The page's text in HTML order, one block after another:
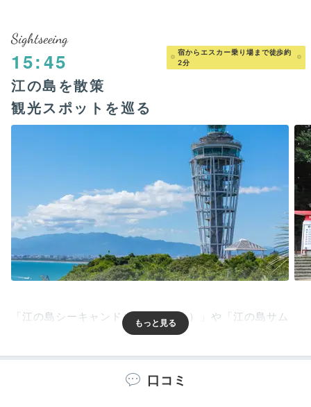
Sightseeing
15:45
宿からエスカー乗り場まで徒歩約
2分
江の島を散策
観光スポットを巡る
「江の島シーキャンドル（展望灯台）」や「江の島サム
エル・コッキング苑」を巡る場合は、「江の島シーキャ
口コミ